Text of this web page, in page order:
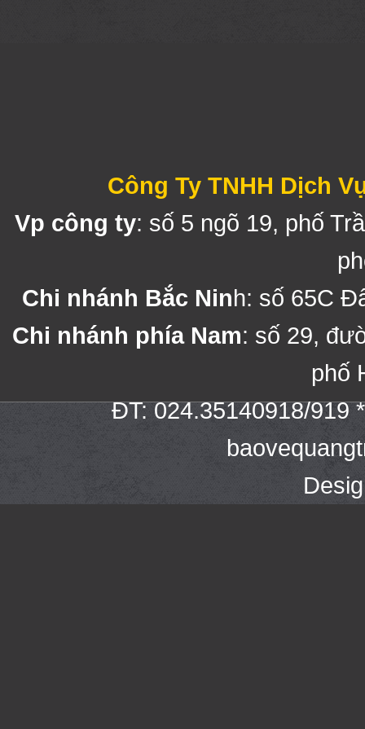
Công Ty TNHH Dịch
Vp công ty: số 5 ngõ 19, phố
Chi nhánh Bắc Ninh: số 65C
Chi nhánh phía Nam: số 29,
phố
ĐT: 024.35140918/919